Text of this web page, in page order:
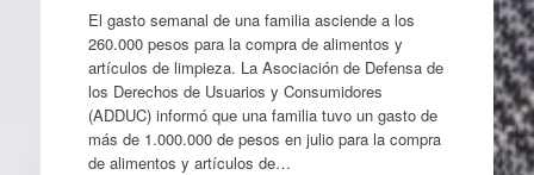
El gasto semanal de una familia asciende a los
260.000 pesos para la compra de alimentos y
artículos de limpieza. La Asociación de Defensa de
los Derechos de Usuarios y Consumidores
(ADDUC) informó que una familia tuvo un gasto de
más de 1.000.000 de pesos en julio para la compra
de alimentos y artículos de…